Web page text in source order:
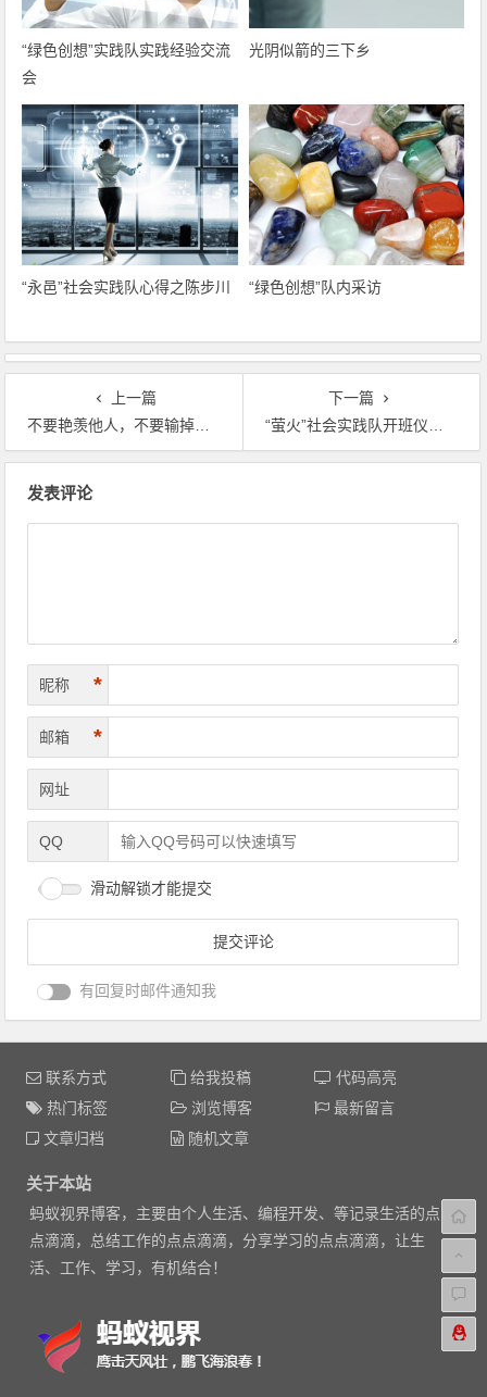
“绿色创想”实践队实践经验交流
会
光阴似箭的三下乡
“永邑”社会实践队心得之陈步川 “绿色创想”队内采访
上一篇
不要艳羡他人，不要输掉自己
下一篇
“萤火”社会实践队开班仪式成功举行
发表评论
昵称 *
邮箱 *
网址
QQ
滑动解锁才能提交
有回复时邮件通知我
联系方式 给我投稿
代码高亮
热门标签
浏览博客
最新留言
文章归档
随机文章
关于本站
蚂蚁视界博客，主要由个人生活、编程开发、等记录生活的点
点滴滴，总结工作的点点滴滴，分享学习的点点滴滴，让生
活、工作、学习，有机结合！